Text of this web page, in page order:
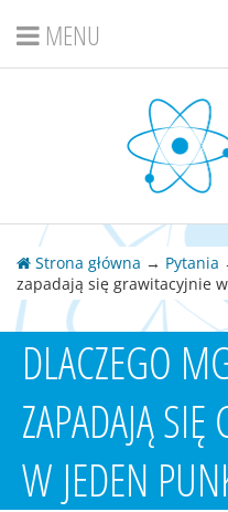
MENU
Strona główna → Pytania
zapadają się grawitacyjnie
DLACZEGO
ZAPADAJĄ SIĘ
W JEDEN